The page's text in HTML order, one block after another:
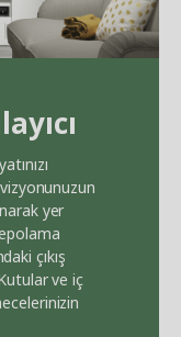
yer
çıkış
ve iç